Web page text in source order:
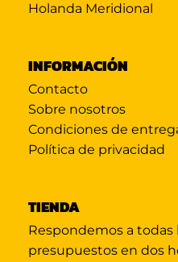
Holanda Meridional
INFORMACIÓN
Contacto
Sobre nosotros
Condiciones de
Política de privacidad
TIENDA
Respondemos a todas
presupuestos en dos